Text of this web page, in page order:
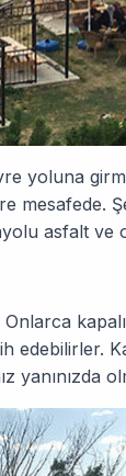
yoluna
mesafede.
asfalt ve
edebilirler.
yanınızda